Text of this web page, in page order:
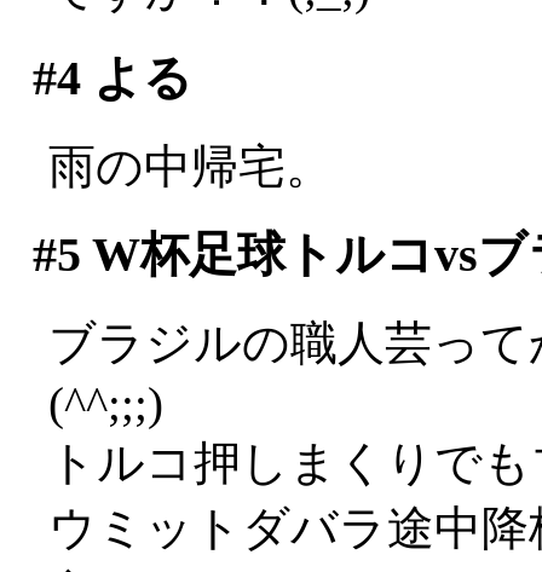
#4よる
雨の中帰宅。
#5 W杯足球トルコvs
ブラジルの職人芸っ
(^^;;;)
トルコ押しまくりで
ウミットダバラ途中